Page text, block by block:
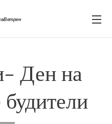
Ден на